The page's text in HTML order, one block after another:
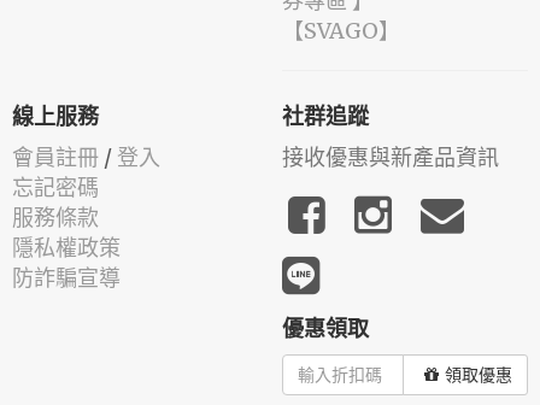
️【SVAGO】️
線上服務
會員註冊 / 登入
忘記密碼
服務條款
隱私權政策
防詐騙宣導
社群追蹤
接收優惠與新產品資訊
優惠領取
領取優惠